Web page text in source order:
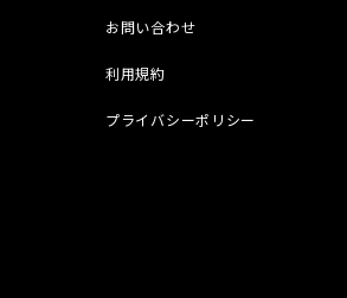
お問い合わせ
利用規約
プライバシーポリシー